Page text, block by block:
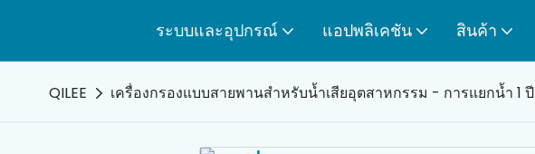
ระบบและอุปกรณ์ แอปพลิเคชัน สินค้า
QILEE เครื่องกรองแบบสายพานสำหรับน้ำเสียอุตสาหกรรม - การแยกน้ำ 1 ปี